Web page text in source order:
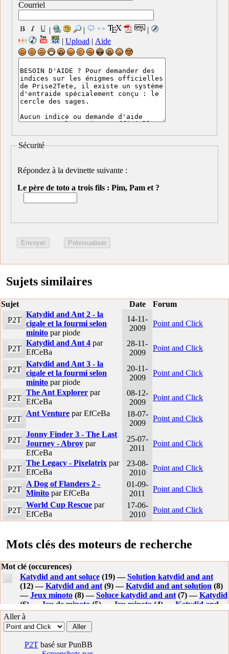
Courriel
| |
|
| Upload | Aide
Sécurité
Répondez à la devinette suivante :
Le père de toto a trois fils : Pim, Pam et ?
Sujets similaires
Sujet Date
Forum
P2T
Katydid and Ant 2 - la
cigale et la fourmi selon
minito par piode
14-11-
2009
Point and Click
P2T
Katydid and Ant 4 par
EfCeBa
28-11-
2009
Point and Click
P2T
Katydid and Ant 3 - la
cigale et la fourmi selon
minito par piode
20-11-
2009
Point and Click
P2T
The Ant Explorer par
EfCeBa
08-12-
2009
Point and Click
P2T
Ant Venture par EfCeBa
18-07-
2009
Point and Click
P2T
Jonny Finder 3 - The Last
Journey - Abroy par
EfCeBa
25-07-
2011
Point and Click
P2T
The Legacy - Pixelatrix par
EfCeBa
23-08-
2010
Point and Click
P2T
A Dog of Flanders 2 -
Minito par EfCeBa
01-09-
2011
Point and Click
P2T
World Cup Rescue par
EfCeBa
17-06-
2010
Point and Click
Mots clés des moteurs de recherche
Mot clé (occurences)
Katydid and ant soluce(19) —Solution katydid and ant
(12) —Katydid and ant(9) —Katydid and ant solution(8)
—Jeux minoto(8) —Soluce katydid and ant(7) —Katydid
(6) —
Jeu de minoto (5) — Jeu minoto (4) — Katydid and
ant 2 soluce(4) —Minoto(4) —Katydid and ant2(4) —
Minito(3) — Solution du jeu katydid and ant
flash point and click minoto
—Minoto aide katydid ant 4
(2) —Katydid and ant 1
Aller à
P2Tbasé sur PunBB